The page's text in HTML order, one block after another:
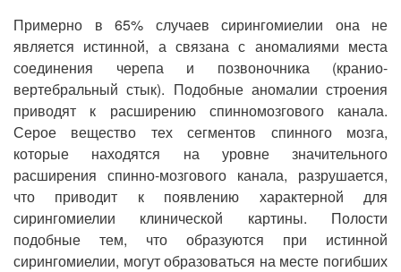
Примерно в 65% случаев сирингомиелии она не
является истинной, а связана с аномалиями места
соединения черепа и позвоночника (кранио-
вертебральный стык). Подобные аномалии строения
приводят к расширению спинномозгового канала.
Серое вещество тех сегментов спинного мозга,
которые находятся на уровне значительного
расширения спинно-мозгового канала, разрушается,
что приводит к появлению характерной для
сирингомиелии клинической картины. Полости
подобные тем, что образуются при истинной
сирингомиелии, могут образоваться на месте погибших